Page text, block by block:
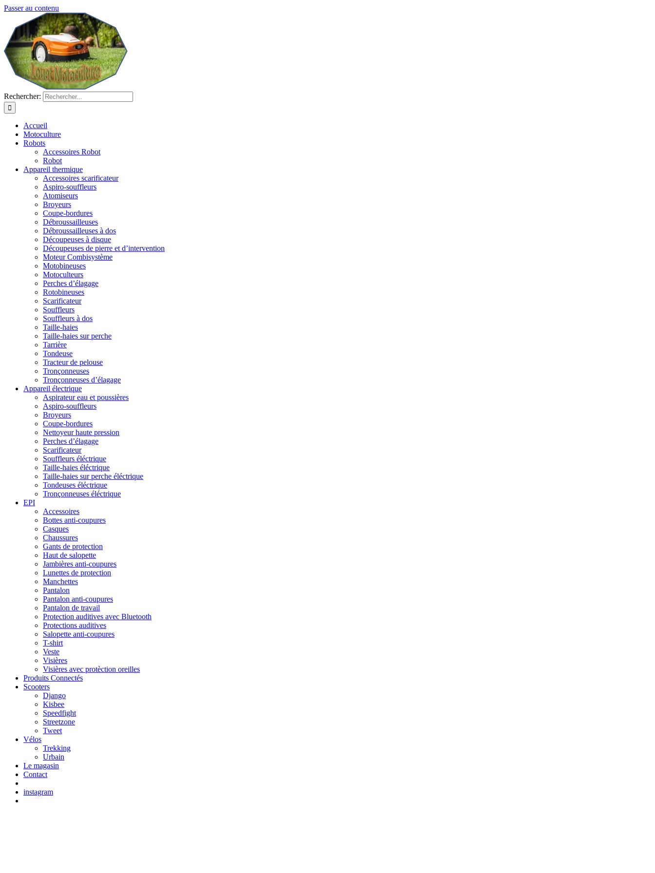
Passer au contenu
Rechercher:
Accueil
Motoculture
Robots
Accessoires Robot
Robot
Appareil thermique
Accessoires scarificateur
Aspiro-souffleurs
Atomiseurs
Broyeurs
Coupe-bordures
Débroussailleuses
Débroussailleuses à dos
Découpeuses à disque
Découpeuses de pierre et d’intervention
Moteur Combisystème
Motobineuses
Motoculteurs
Perches d’élagage
Rotobineuses
Scarificateur
Souffleurs
Souffleurs à dos
Taille-haies
Taille-haies sur perche
Tarrière
Tondeuse
Tracteur de pelouse
Tronçonneuses
Tronçonneuses d’élagage
Appareil électrique
Aspirateur eau et poussières
Aspiro-souffleurs
Broyeurs
Coupe-bordures
Nettoyeur haute pression
Perches d’élagage
Scarificateur
Souffleurs éléctrique
Taille-haies éléctrique
Taille-haies sur perche éléctrique
Tondeuses éléctrique
Tronçonneuses éléctrique
EPI
Accessoires
Bottes anti-coupures
Casques
Chaussures
Gants de protection
Haut de salopette
Jambières anti-coupures
Lunettes de protection
Manchettes
Pantalon
Pantalon anti-coupures
Pantalon de travail
Protection auditives avec Bluetooth
Protections auditives
Salopette anti-coupures
T-shirt
Veste
Visières
Visières avec protèction oreilles
Produits Connectés
Scooters
Django
Kisbee
Speedfight
Streetzone
Tweet
Vélos
Trekking
Urbain
Le magasin
Contact
instagram